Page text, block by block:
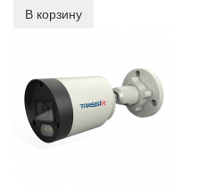
В корзину